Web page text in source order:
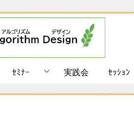
ｾﾐﾅｰ 実践会 ｾｯｼｮﾝ